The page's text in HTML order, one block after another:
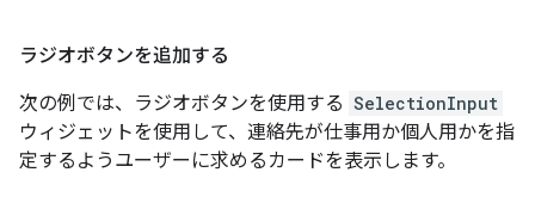
ラジオボタンを追加する
次の例では、ラジオボタンを使用する SelectionInput
ウィジェットを使用して、連絡先が仕事用か個人用かを指
定するようユーザーに求めるカードを表示します。